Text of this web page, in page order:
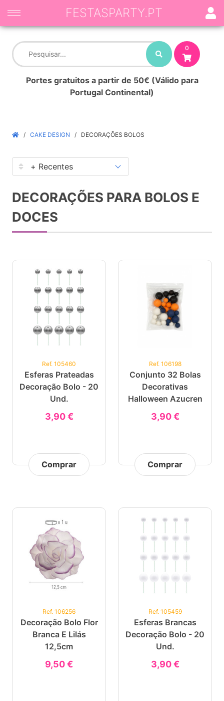
0
Portes gratuitos a partir de 50€ (Válido para
Portugal Continental)
FESTASPARTY.PT
CAKE DESIGN DECORAÇÕES BOLOS
DECORAÇÕES PARA BOLOS E
DOCES
Ref. 105460
Esferas Prateadas
Decoração Bolo - 20
Und.
3,90 €
Comprar
Ref. 106198
Conjunto 32 Bolas
Decorativas
Halloween Azucren
3,90 €
Comprar
Ref. 106256
Decoração Bolo Flor
Branca E Lilás
12,5cm
9,50 €
Ref. 105459
Esferas Brancas
Decoração Bolo - 20
Und.
3,90 €